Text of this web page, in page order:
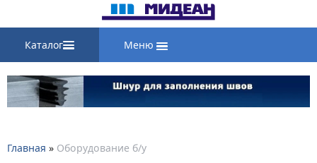
Каталог Меню
Главная » Оборудование б/у